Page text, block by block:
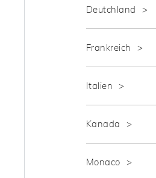
Deutchland
Frankreich
Italien
Kanada
Monaco